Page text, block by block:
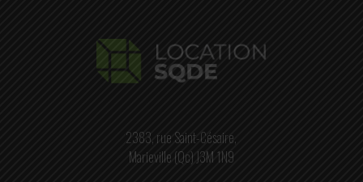
2383, rue Saint-Césaire,
Marieville (Qc) J3M 1N9